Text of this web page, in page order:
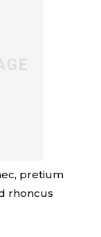
pretium
rhoncus